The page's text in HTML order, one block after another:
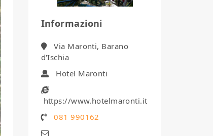
Informazioni
Via Maronti, Barano
d'Ischia
Hotel Maronti
https://www.hotelmaronti.it
081 990162